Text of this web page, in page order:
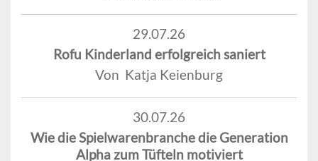
29.07.26
Rofu Kinderland erfolgreich saniert
Von Katja Keienburg
30.07.26
Wie die Spielwarenbranche die Generation
Alpha zum Tüfteln motiviert